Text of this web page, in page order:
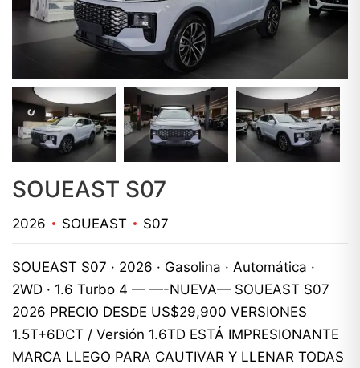
SOUEAST S07
2026 SOUEAST S07
SOUEAST S07 · 2026 · Gasolina · Automática ·
2WD · 1.6 Turbo 4 — —-NUEVA— SOUEAST S07
2026 PRECIO DESDE US$29,900 VERSIONES
1.5T+6DCT / Versión 1.6TD ESTÁ IMPRESIONANTE
MARCA LLEGO PARA CAUTIVAR Y LLENAR TODAS